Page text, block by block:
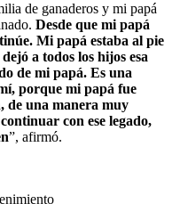
de ganaderos y mi papá
Desde que mi papá
Mi papá estaba al pie
a todos los hijos esa
de mi papá. Es una
porque mi papá fue
de una manera muy
con ese legado,
”, afirmó.